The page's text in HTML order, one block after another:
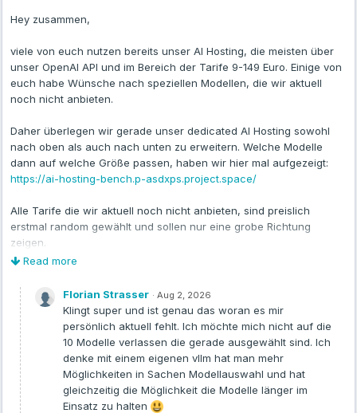
Hey zusammen,
viele von euch nutzen bereits unser AI Hosting, die meisten über
unser OpenAI API und im Bereich der Tarife 9-149 Euro. Einige von
euch habe Wünsche nach speziellen Modellen, die wir aktuell
noch nicht anbieten.
Daher überlegen wir gerade unser dedicated AI Hosting sowohl
nach oben als auch nach unten zu erweitern. Welche Modelle
dann auf welche Größe passen, haben wir hier mal aufgezeigt:
https://ai-hosting-bench.p-asdxps.project.space/
Alle Tarife die wir aktuell noch nicht anbieten, sind preislich
erstmal random gewählt und sollen nur eine grobe Richtung
zeigen.
Grafana Dashboard um die Auslastung zu begutachten. Wir
übernehmen die komplette Wartung, Monitoring, etc.
Falls ihr Feedback habt, gerne melden.
Danke
Read more
Florian Strasser · Aug 2, 2026
Klingt super und ist genau das woran es mir
persönlich aktuell fehlt. Ich möchte mich nicht auf die
10 Modelle verlassen die gerade ausgewählt sind. Ich
denke mit einem eigenen vllm hat man mehr
Möglichkeiten in Sachen Modellauswahl und hat
gleichzeitig die Möglichkeit die Modelle länger im
Einsatz zu halten